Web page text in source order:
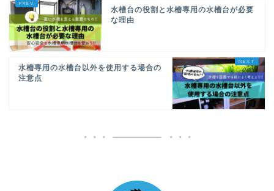
水槽台の役割と水槽専用の水槽台が必要
な理由
水槽専用の水槽台以外を使用する場合の
注意点